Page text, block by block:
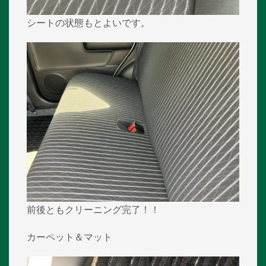
シートの状態もとよいです。
前後ともクリーニング完了！！
カーペット＆マット